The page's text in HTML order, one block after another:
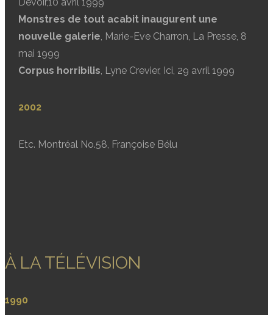
Monstres de tout acabit inaugurent une
nouvelle galerie, Marie-Eve Charron, La Presse, 8
mai 1999
Corpus horribilis, Lyne Crevier, Ici, 29 avril 1999
2002
Etc. Montréal No.58, Françoise Bélu
À LA TÉLÉVISION
1990